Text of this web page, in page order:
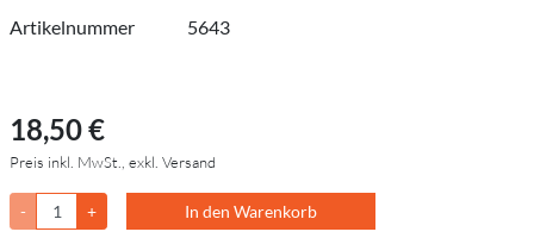
Artikelnummer 5643
18,50 €
Preis inkl. MwSt., exkl. Versand
- + In den Warenkorb